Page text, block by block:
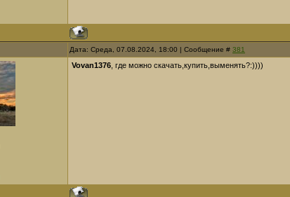
Дата: Среда, 07.08.2024, 18:00 | Сообщение # 381
Vovan1376 , где можно скачать,купить,выменять?:))))